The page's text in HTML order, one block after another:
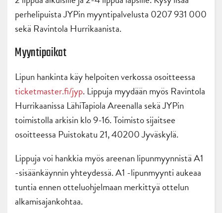
perhelipuista JYPin myyntipalvelusta 0207 931 000
sekä Ravintola Hurrikaanista.
Myyntipaikat
Lipun hankinta käy helpoiten verkossa osoitteessa
ticketmaster.fi/jyp. Lippuja myydään myös Ravintola
Hurrikaanissa LähiTapiola Areenalla sekä JYPin
toimistolla arkisin klo 9-16. Toimisto sijaitsee
osoitteessa Puistokatu 21, 40200 Jyväskylä.
Lippuja voi hankkia myös areenan lipunmyynnistä A1
-sisäänkäynnin yhteydessä. A1 -lipunmyynti aukeaa
tuntia ennen otteluohjelmaan merkittyä ottelun
alkamisajankohtaa.